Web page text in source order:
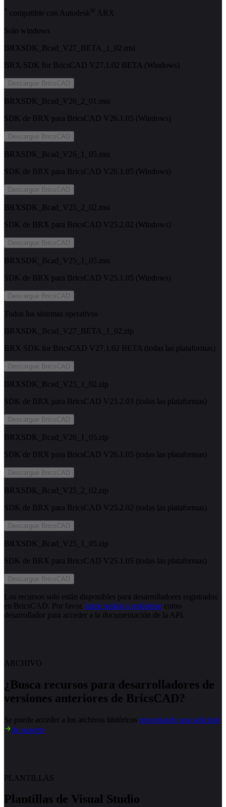
* compatible con Autodesk ® ARX
Solo windows
BRXSDK_Bcad_V27_BETA_1_02.msi
BRX SDK for BricsCAD V27.1.02 BETA (Windows)
Descargue BricsCAD
BRXSDK_Bcad_V26_2_01.msi
SDK de BRX para BricsCAD V26.1.05 (Windows)
Descargue BricsCAD
BRXSDK_Bcad_V26_1_05.msi
SDK de BRX para BricsCAD V26.1.05 (Windows)
Descargue BricsCAD
BRXSDK_Bcad_V25_2_02.msi
SDK de BRX para BricsCAD V25.2.02 (Windows)
Descargue BricsCAD
BRXSDK_Bcad_V25_1_05.msi
SDK de BRX para BricsCAD V25.1.05 (Windows)
Descargue BricsCAD
Todos los sistemas operativos
BRXSDK_Bcad_V27_BETA_1_02.zip
BRX SDK for BricsCAD V27.1.02 BETA (todas las plataformas)
Descargue BricsCAD
BRXSDK_Bcad_V25_1_02.zip
SDK de BRX para BricsCAD V23.2.03 (todas las plataformas)
Descargue BricsCAD
BRXSDK_Bcad_V26_1_05.zip
SDK de BRX para BricsCAD V26.1.05 (todas las plataformas)
Descargue BricsCAD
BRXSDK_Bcad_V25_2_02.zip
SDK de BRX para BricsCAD V25.2.02 (todas las plataformas)
Descargue BricsCAD
BRXSDK_Bcad_V25_1_05.zip
SDK de BRX para BricsCAD V25.1.05 (todas las plataformas)
Descargue BricsCAD
Los recursos solo están disponibles para desarrolladores registrados
en BricsCAD. Por favor, inicie sesión o regístrese como
desarrollador para acceder a la documentación de la API.
ARCHIVO
¿Busca recursos para desarrolladores de
versiones anteriores de BricsCAD?
Se puede acceder a los archivos históricos presentando una solicitud
de soporte
PLANTILLAS
Plantillas de Visual Studio